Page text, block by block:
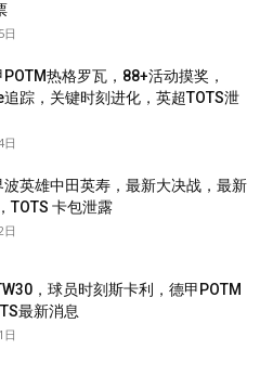
日
POTM热格罗瓦，88+活动摸奖，
追踪，关键时刻进化，英超TOTS泄
日
波英雄中田英寿，最新大决战，最新
TOTS 卡包泄露
日
，球员时刻斯卡利，德甲POTM
最新消息
日